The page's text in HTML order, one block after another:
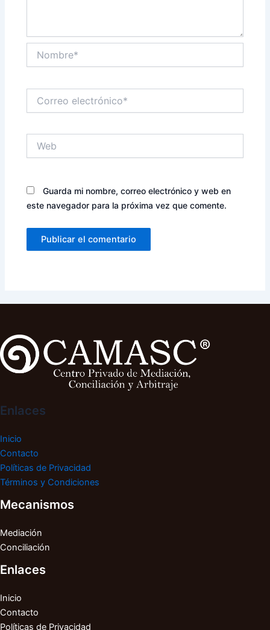
electrónico*
Guarda mi nombre, correo electrónico y web en
este navegador para la próxima vez que comente.
Enlaces
Inicio
Contacto
Políticas de Privacidad
Términos y Condiciones
Mecanismos
Mediación
Conciliación
Enlaces
Inicio
Contacto
Políticas de Privacidad